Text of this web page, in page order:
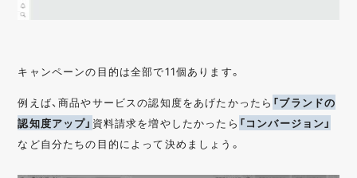
キャンペーンの目的は全部で11個あります。
例えば、商品やサービスの認知度をあげたかったら 「ブランドの
認知度アップ」 資料請求を増やしたかったら 「コンバージョン」
など自分たちの目的によって決めましょう。